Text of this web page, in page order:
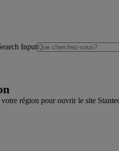
Input
région pour ouvrir le site